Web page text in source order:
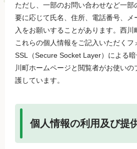
ただし、一部のお問い合わせなど一
要に応じて氏名、住所、電話番号、メ
入をお願いすることがあります。西川
これらの個人情報をご記入いただくフ
SSL（Secure Socket Layer）による
川町ホームページと閲覧者がお使い
護しています。
個人情報の利用及び提